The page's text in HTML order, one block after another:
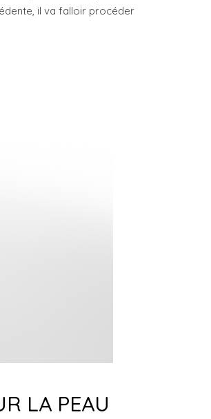
il va falloir procéder
LA PEAU